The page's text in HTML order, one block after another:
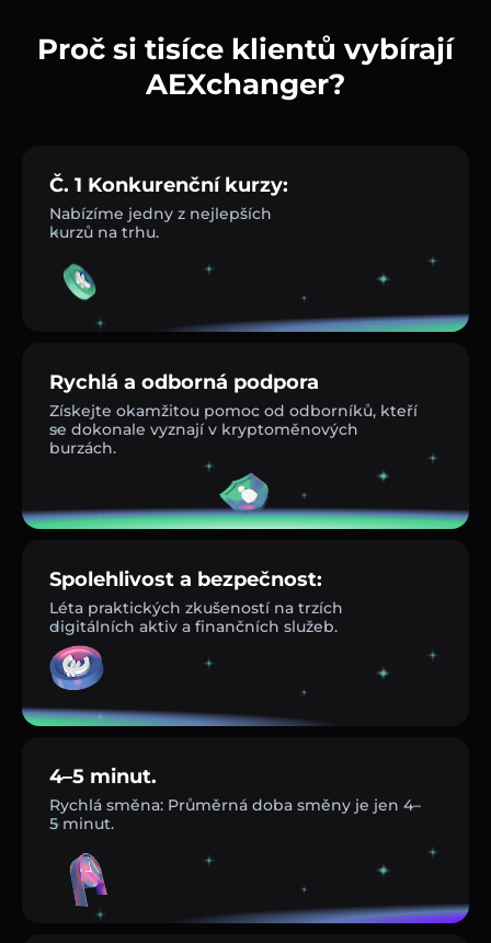
Proč si tisíce klientů vybírají
AEXchanger?
Č. 1 Konkurenční kurzy:
Nabízíme jedny z nejlepších
kurzů na trhu.
Rychlá a odborná podpora
Získejte okamžitou pomoc od odborníků, kteří
se dokonale vyznají v kryptoměnových
burzách.
Spolehlivost a bezpečnost:
Léta praktických zkušeností na trzích
digitálních aktiv a finančních služeb.
4–5 minut.
Rychlá směna: Průměrná doba směny je jen 4–
5 minut.